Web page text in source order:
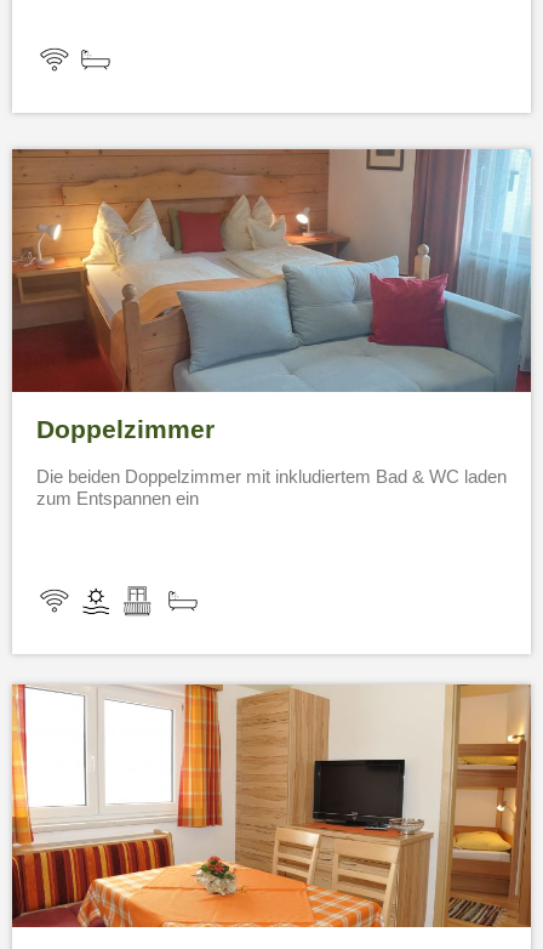
Doppelzimmer
Die beiden Doppelzimmer mit inkludiertem Bad & WC laden
zum Entspannen ein